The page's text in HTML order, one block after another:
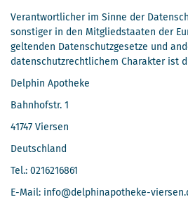
Verantwortlicher im Sinne der
sonstiger in den Mitgliedstaaten der
geltenden Datenschutzgesetze und
datenschutzrechtlichem Charakter ist
Delphin Apotheke
Bahnhofstr. 1
41747 Viersen
Deutschland
Tel.: 0216216861
E-Mail: info@delphinapotheke-